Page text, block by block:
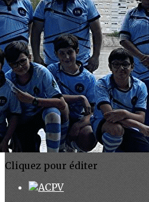
Accueil
Présentation
Tarifs
Horaires
Installations et matériel
Nos prestations
Agenda
Partenaires
Boutique
Accès et contact
Ajoutez un logo, un bouton,
Cliquez pour éditer